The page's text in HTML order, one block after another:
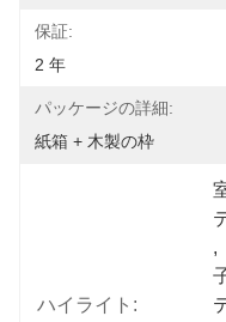
保証:
2 年
パッケージの詳細:
紙箱 + 木製の枠
ハイライト:
,